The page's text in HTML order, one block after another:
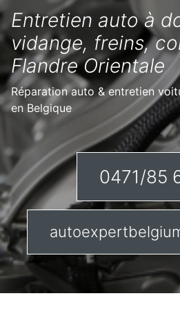
Entretien auto à
vidange, freins,
Flandre Orientale
Réparation auto & entretien
en Belgique
0471/85